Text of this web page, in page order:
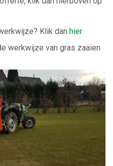
Klik dan hier.
werkwijze van gras zaaien